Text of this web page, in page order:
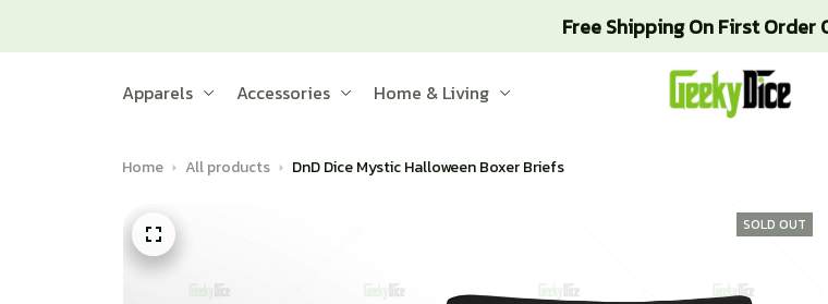
Free Shipping On First Order
Apparels Accessories Home & Living
Home All products DnD Dice Mystic Halloween Boxer Briefs
SOLD OUT